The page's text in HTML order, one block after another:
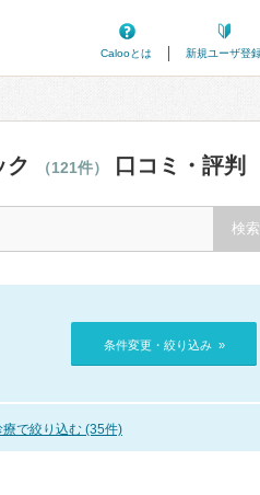
Calooとは
新規ユーザ登
ク （121件） 口コミ・評判
条件変更・絞り込み »
療で絞り込む (35件)